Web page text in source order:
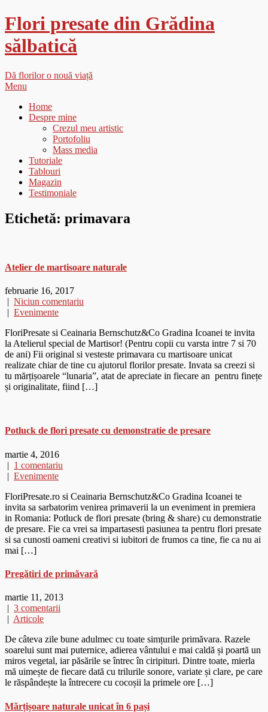
Flori presate din Grădina
sălbatică
Dă florilor o nouă viață
Menu
Home
Despre mine
Crezul meu artistic
Portofoliu
Mass media
Tutoriale
Tablouri
Magazin
Testimoniale
Etichetă: primavara
Atelier de martisoare naturale
februarie 16, 2017
| Niciun comentariu
| Evenimente
FloriPresate si Ceainaria Bernschutz&Co Gradina Icoanei te invita
la Atelierul special de Martisor! (Pentru copii cu varsta intre 7 si 70
de ani) Fii original si vesteste primavara cu martisoare unicat
realizate chiar de tine cu ajutorul florilor presate. Invata sa creezi si
tu mărțișoarele “lunaria”, atat de apreciate in fiecare an pentru finețe
și originalitate, fiind […]
Potluck de flori presate cu demonstratie de presare
martie 4, 2016
| 1 comentariu
| Evenimente
FloriPresate.ro si Ceainaria Bernschutz&Co Gradina Icoanei te
invita sa sarbatorim venirea primaverii la un eveniment in premiera
in Romania: Potluck de flori presate (bring & share) cu demonstratie
de presare. Fie ca vrei sa impartasesti pasiunea ta pentru flori presate
si sa cunosti oameni creativi si iubitori de frumos ca tine, fie ca nu ai
mai […]
Pregătiri de primăvară
martie 11, 2013
| 3 comentarii
| Articole
De câteva zile bune adulmec cu toate simțurile primăvara. Razele
soarelui sunt mai puternice, adierea vântului e mai caldă și poartă un
miros vegetal, iar păsările se întrec în ciripituri. Dintre toate, mierla
mă uimește de fiecare dată cu trilurile sonore, variate și clare, pe care
le răspândește la întrecere cu cocoșii la primele ore […]
Mărțișoare naturale unicat în 6 pași